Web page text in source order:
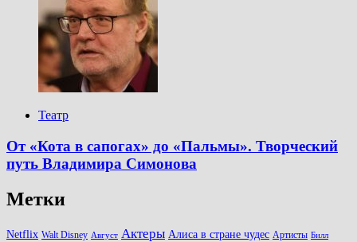
Театр
От «Кота в сапогах» до «Пальмы». Творческий
путь Владимира Симонова
Метки
Netflix Walt Disney Август Актеры Алиса в стране чудес Артисты Билл